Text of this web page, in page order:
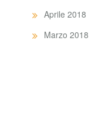
Aprile 2018
Marzo 2018